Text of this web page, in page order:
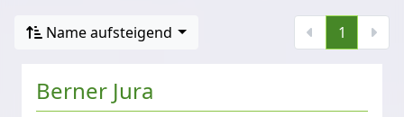
Name aufsteigend 1
Berner Jura